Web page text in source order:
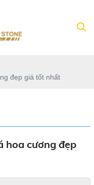
đẹp giá tốt nhất
hoa cương đẹp